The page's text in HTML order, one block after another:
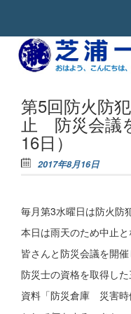
Skip to content
芝
一
丁
目
町
お
は
よ
こ
ん
に
ち
わ、
あ
り
あ
さ
の
で
き
る
街。
第5回防火防
止 防災会議
16日）
2017年8月16日
毎月第3水曜日は防火防
本日は雨天のため中止
皆さんと防災会議を開催
防災士の資格を取得し
資料「防災倉庫 災害時